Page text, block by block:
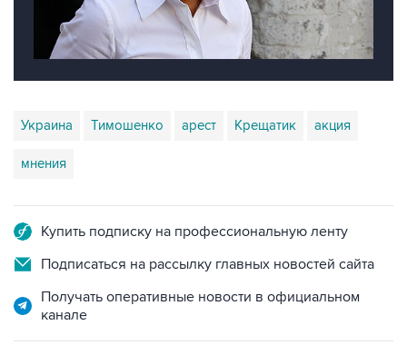
Украина Тимошенко арест Крещатик акция
мнения
Купить подписку на профессиональную ленту
Подписаться на рассылку главных новостей сайта
Получать оперативные новости в официальном
канале